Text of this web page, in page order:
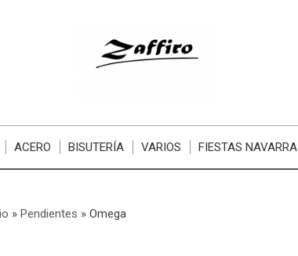
ACERO BISUTERÍA VARIOS FIESTAS NAVARRA
» Pendientes » Omega